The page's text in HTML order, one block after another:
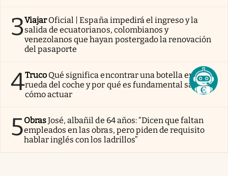
3Viajar Oficial | España impedirá el ingreso y la
salida de ecuatorianos, colombianos y
venezolanos que hayan postergado la renovación
del pasaporte
4Truco Qué significa encontrar una botella en la
rueda del coche y por qué es fundamental saber
cómo actuar
5ObrasJosé, albañil de 64 años: “Dicen que faltan
empleados en las obras, pero piden de requisito
hablar inglés con los ladrillos”